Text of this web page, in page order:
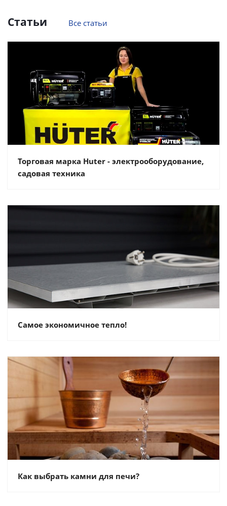
Статьи Все статьи
Торговая марка Huter - электрооборудование,
садовая техника
Самое экономичное тепло!
Как выбрать камни для печи?